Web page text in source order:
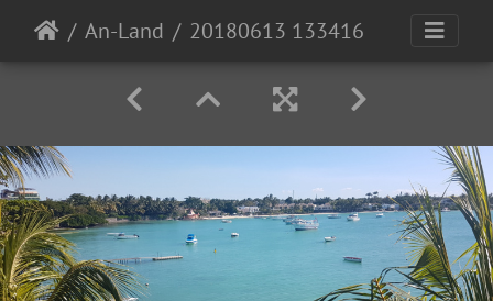
An-Land 20180613 133416